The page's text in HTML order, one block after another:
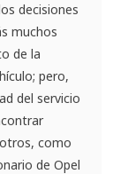
decisiones
muchos
de la
pero,
del servicio
como
de Opel